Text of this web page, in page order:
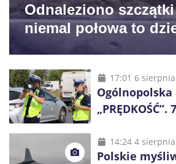
Odnaleziono
niemal połowa to
17:01 6
Ogólnopolska
14:24 4
Polskie